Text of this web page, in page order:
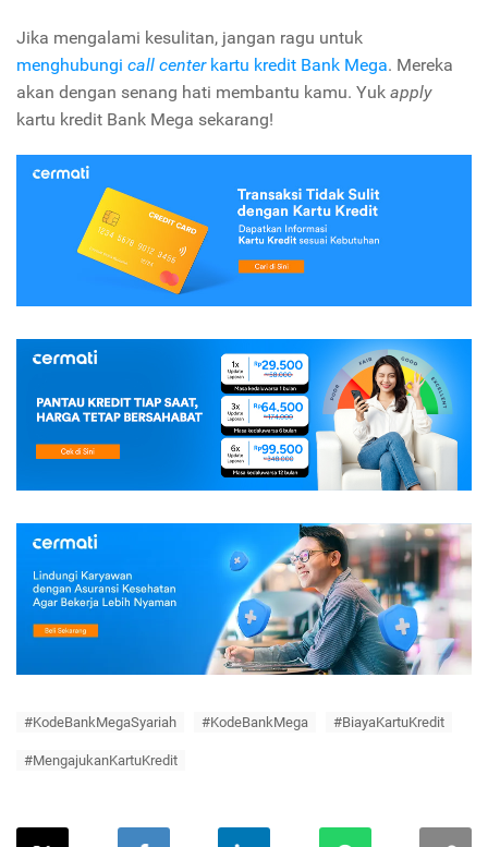
Jika mengalami kesulitan, jangan ragu untuk
menghubungi call centerkartu kredit Bank Mega. Mereka
akan dengan senang hati membantu kamu. Yuk apply
kartu kredit Bank Mega sekarang!
#KodeBankMegaSyariah #KodeBankMega #BiayaKartuKredit
#MengajukanKartuKredit